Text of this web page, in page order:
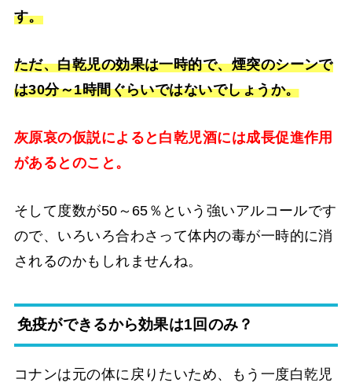
す。
ただ、白乾児の効果は一時的で、煙突のシーンで
は30分～1時間ぐらいではないでしょうか。
灰原哀の仮説によると白乾児酒には成長促進作用
があるとのこと。
そして度数が50～65％という強いアルコールです
ので、いろいろ合わさって体内の毒が一時的に消
されるのかもしれませんね。
免疫ができるから効果は1回のみ？
コナンは元の体に戻りたいため、もう一度白乾児